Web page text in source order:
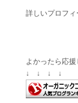
詳しいプロフィ
よかったら応援
↓ ↓ ↓ ↓